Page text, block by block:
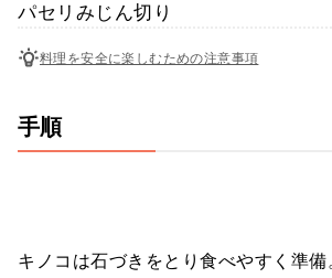
パセリみじん切り
料理を安全に楽しむための注意事項
手順
キノコは石づきをとり食べやすく準